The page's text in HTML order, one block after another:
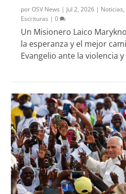
porOSV News | Jul 2, 2026 | Noticias,
Escrituras |0
Un Misionero Laico
la esperanza y el mejor
Evangelio ante la violencia